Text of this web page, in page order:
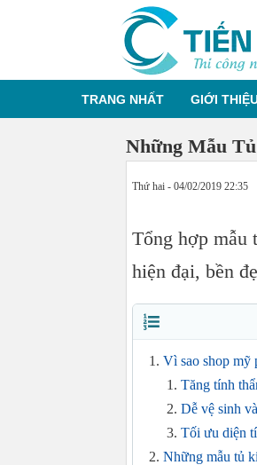
TRANG NHẤT GIỚI
Những Mẫu
Thứ hai - 04/02/2019 22:35
Tổng hợp mẫu
hiện đại, bền
Vì sao shop mỹ
Tăng tính
Dễ vệ sinh
Tối ưu diện
Những mẫu tủ